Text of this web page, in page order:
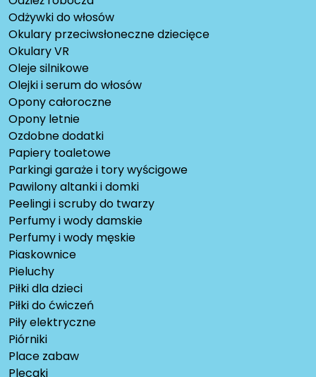
Odżywki do włosów
Okulary przeciwsłoneczne dziecięce
Okulary VR
Oleje silnikowe
Olejki i serum do włosów
Opony całoroczne
Opony letnie
Ozdobne dodatki
Papiery toaletowe
Parkingi garaże i tory wyścigowe
Pawilony altanki i domki
Peelingi i scruby do twarzy
Perfumy i wody damskie
Perfumy i wody męskie
Piaskownice
Pieluchy
Piłki dla dzieci
Piłki do ćwiczeń
Piły elektryczne
Piórniki
Place zabaw
Plecaki